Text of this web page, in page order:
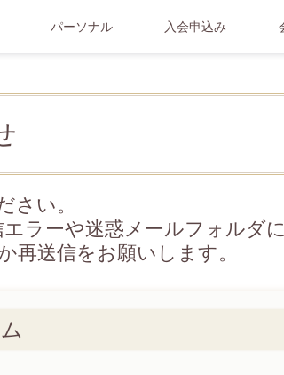
パーソナル 入会申込み
さい。
ラーや迷惑メールフォルダ
再送信をお願いします。